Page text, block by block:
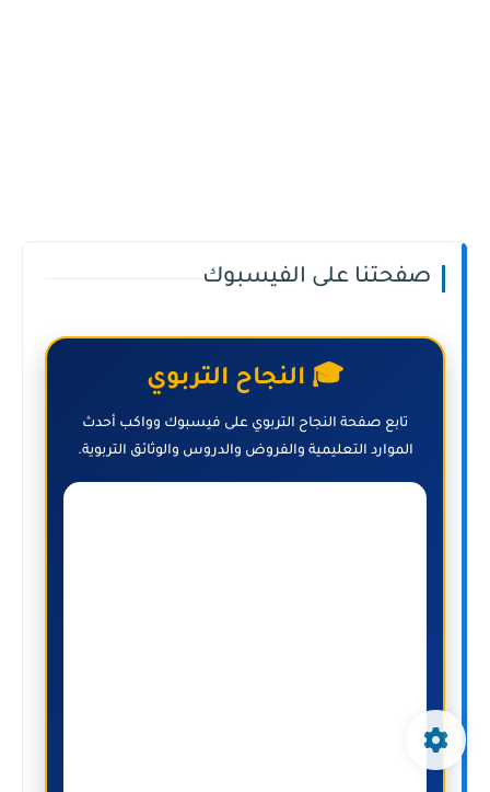
صفحتنا على الفيسبوك
🎓 النجاح التربوي
تابع صفحة النجاح التربوي على فيسبوك وواكب أحدث
الموارد التعليمية والفروض والدروس والوثائق التربوية.